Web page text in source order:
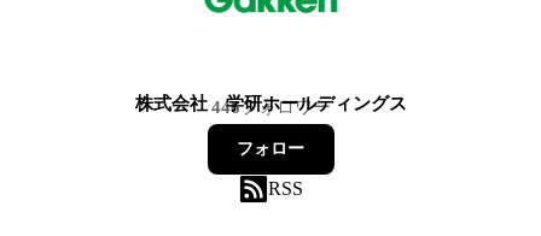
株式会社 学研ホールディングス
446フォロワー
フォロー
RSS